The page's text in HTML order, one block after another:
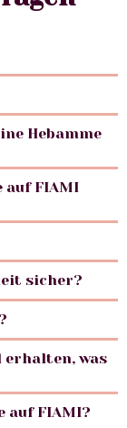
Hebamme
auf FIAMI
sicher?
erhalten, was
auf FIAMI?